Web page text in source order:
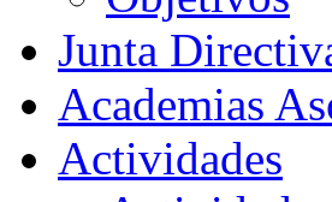
Junta
Academias
Actividades